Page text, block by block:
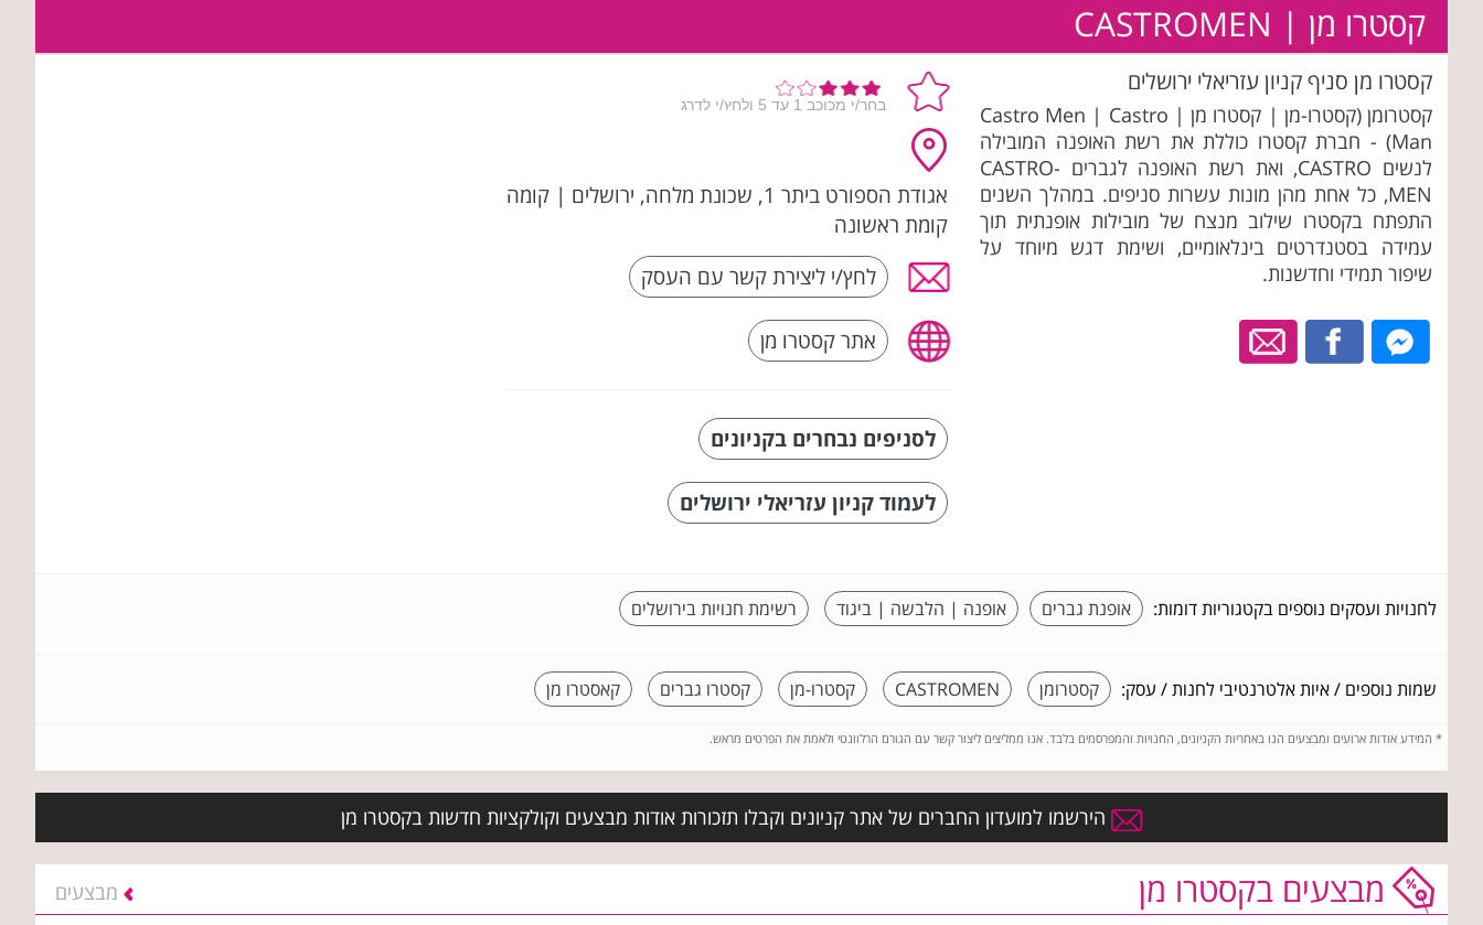
קסטרו מן | CASTROMEN
קסטרו מן סניף קניון עזריאלי ירושלים
קסטרומן (קסטרו-מן | קסטרו מן | Castro Men | Castro
Man) - חברת קסטרו כוללת את רשת האופנה המובילה
לנשים CASTRO, ואת רשת האופנה לגברים CASTRO-
MEN, כל אחת מהן מונות עשרות סניפים. במהלך השנים
התפתח בקסטרו שילוב מנצח של מובילות אופנתית תוך
עמידה בסטנדרטים בינלאומיים, ושימת דגש מיוחד על
שיפור תמידי וחדשנות.
אגודת הספורט ביתר 1, שכונת מלחה, ירושלים | קומה
קומת ראשונה
לחץ/י ליצירת קשר עם העסק
אתר קסטרו מן
לסניפים נבחרים בקניונים
לעמוד קניון עזריאלי ירושלים
לחנויות ועסקים נוספים בקטגוריות דומות: אופנת גברים אופנה | הלבשה | ביגוד רשימת חנויות בירושלים
שמות נוספים / איות אלטרנטיבי לחנות / עסק: קסטרומן CASTROMEN קסטרו-מן קסטרו גברים קאסטרו מן
* המידע אודות ארועים ומבצעים הנו באחריות הקניונים, החנויות והמפרסמים בלבד. אנו ממליצים ליצור קשר עם הגורם הרלוונטי ולאמת את הפרטים מראש.
הירשמו למועדון החברים של אתר קניונים וקבלו תזכורות אודות מבצעים וקולקציות חדשות בקסטרו מן
מבצעים בקסטרו מן מבצעים